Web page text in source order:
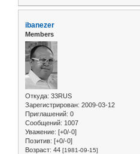
ibanezer
Members
Откуда: 33RUS
Зарегистрирован: 2009-03-12
Приглашений: 0
Сообщений: 1007
Уважение: [+0/-0]
Позитив: [+0/-0]
Возраст: 44 [1981-09-15]